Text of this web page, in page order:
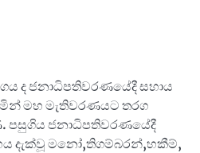
ද ජනාධිපතිවරණයේදී සහාය
මහ මැතිවරණයට තරග
පසුගිය ජනාධිපතිවරණයේදී
දැක්වූ මනෝ,තිගම්බරන්,හකීම්,